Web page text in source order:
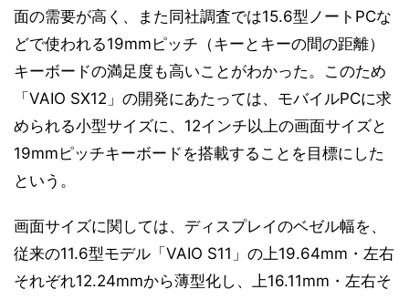
面の需要が高く、また同社調査では15.6型ノートPCな
どで使われる19mmピッチ（キーとキーの間の距離）
キーボードの満足度も高いことがわかった。このため
「VAIO SX12」の開発にあたっては、モバイルPCに求
められる小型サイズに、12インチ以上の画面サイズと
19mmピッチキーボードを搭載することを目標にした
という。
画面サイズに関しては、ディスプレイのベゼル幅を、
従来の11.6型モデル「VAIO S11」の上19.64mm・左右
それぞれ12.24mmから薄型化し、上16.11mm・左右そ